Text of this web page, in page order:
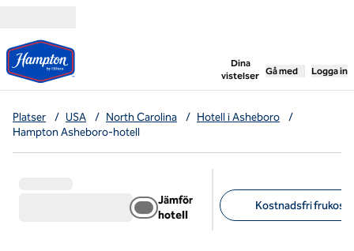
Dina
vistelser
,öppnar ny flik
Gå med Logga in
Platser / USA / North Carolina / Hotell i Asheboro
/
Hampton Asheboro-hotell
Jämför
hotell
Kostnadsfri frukost